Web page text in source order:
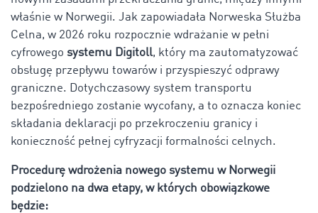
właśnie w Norwegii. Jak zapowiadała Norweska Służba
Celna, w 2026 roku rozpocznie wdrażanie w pełni
cyfrowego systemu Digitoll, który ma zautomatyzować
obsługę przepływu towarów i przyspieszyć odprawy
graniczne. Dotychczasowy system transportu
bezpośredniego zostanie wycofany, a to oznacza koniec
składania deklaracji po przekroczeniu granicy i
konieczność pełnej cyfryzacji formalności celnych.
Procedurę wdrożenia nowego systemu w Norwegii
podzielono na dwa etapy, w których obowiązkowe
będzie: